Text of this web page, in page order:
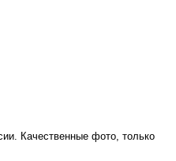
Качественные фото, только